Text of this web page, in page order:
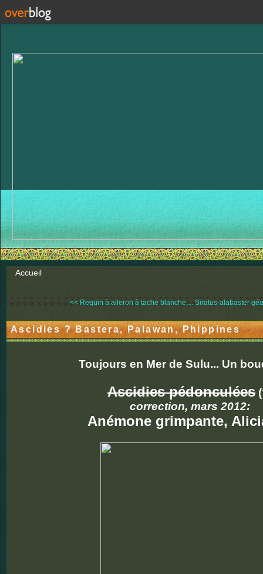
Accueil
<< Requin à aileron à tache blanche,... Siratus-alabaster
Ascidies ? Bastera, Palawan, Phippines
Toujours en Mer de Sulu... Un
Ascidies pédonculées
correction, mars 2012:
Anémone grimpante,